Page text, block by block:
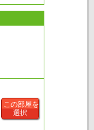
この部屋を
選択